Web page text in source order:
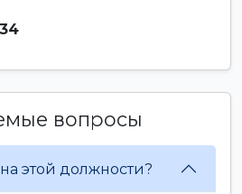
вопросы
этой должности?